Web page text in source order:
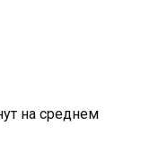
на среднем